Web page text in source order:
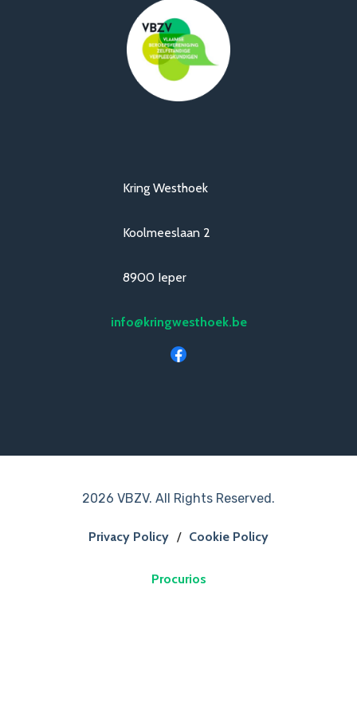
Kring Westhoek
Koolmeeslaan 2
8900 Ieper
info@kringwesthoek.be
2026 VBZV. All Rights Reserved.
Privacy Policy / Cookie Policy
Procurios